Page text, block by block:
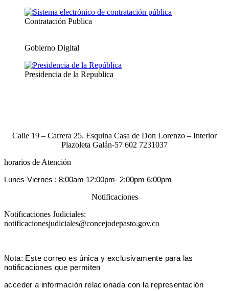
Contratación Publica
Gobierno Digital
Presidencia de la Republica
Calle 19 – Carrera 25. Esquina Casa de Don Lorenzo – Interior
Plazoleta Galán-57 602 7231037
horarios de Atención
Lunes-Viernes : 8:00am 12:00pm- 2:00pm 6:00pm
Notificaciones
Notificaciones Judiciales:
notificacionesjudiciales@concejodepasto.gov.co
Nota: Este correo es única y exclusivamente para las
notificaciones que permiten
acceder a información relacionada con la representación